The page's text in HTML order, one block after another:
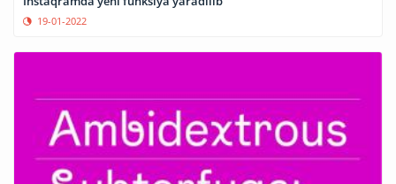
19-01-2022